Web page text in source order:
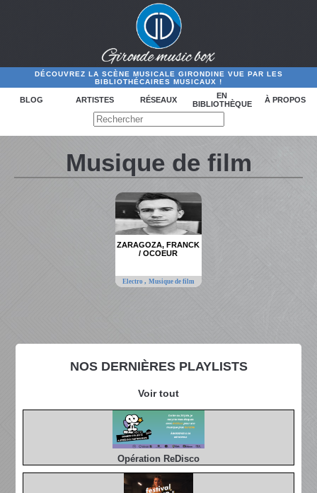
DÉCOUVREZ LA SCÈNE MUSICALE GIRONDINE VUE PAR LES
BIBLIOTHÉCAIRES MUSICAUX !
BLOG ARTISTES RÉSEAUX
EN
BIBLIOTHÈQUE
À PROPOS
NOS DERNIÈRES PLAYLISTS
Voir tout
Opération ReDisco
Musique de film
ZARAGOZA, FRANCK
/ OCOEUR
Electro , Musique de film